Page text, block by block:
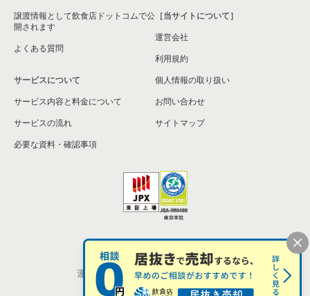
譲渡情報として飲食店ドットコムで公
開されます
よくある質問
サービスについて
サービス内容と料金について
サービスの流れ
必要な資料・確認事項
［当サイトについて］
運営会社
利用規約
個人情報の取り扱い
お問い合わせ
サイトマップ
個人情報の取扱い
運営会社 株式会社シンクロ・フード